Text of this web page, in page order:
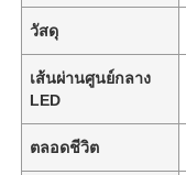
วัสดุ
เส้นผ่านศูนย์กลาง
LED
ตลอดชีวิต